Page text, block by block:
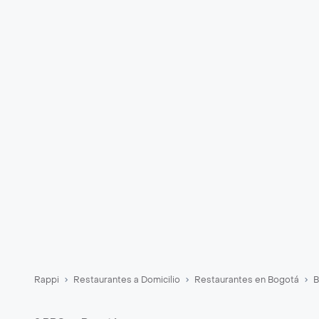
Rappi Restaurantes a Domicilio Restaurantes en Bogotá